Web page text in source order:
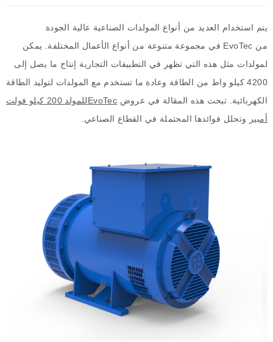
يتم استخدام العديد من أنواع المولدات الصناعية عالية الجودة
من EvoTec في مجموعة متنوعة من أنواع الأعمال المختلفة
يمكن
لمولدات مثل هذه التي تظهر في التطبيقات التجارية إنتاج ما يصل إلى
4200 كيلو واط من الطاقة وعادة ما تستخدم مع المولدات لتوليد الطاقة
الكهربائية
تبحث هذه المقالة في عروض EvoTecللمولد 200 كيلو فولت
أمبير
وتحلل فوائدها المحتملة في القطاع الصناعي